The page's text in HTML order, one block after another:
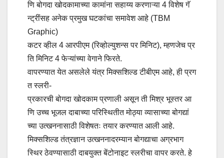
णि बोगदा खोदकामाच्या कामांना सहाय्य करणाऱ्या 4 विशेष गॅ
न्ट्रींसह अनेक प्रमुख घटकांचा समावेश आहे (TBM
Graphic)
कटर व्हील 4 आरपीएम (रिव्होल्युशन्स पर मिनिट), म्हणजेच प्र
ति मिनिट 4 फेऱ्यांच्या वेगाने फिरते.
वापरण्यात येत असलेले यंत्र मिक्सशिल्ड टीबीएम आहे, ही प्रग
त स्लरी-
प्रकारची बोगदा खोदकाम प्रणाली असून ती मिश्र भूस्तर आ
णि उच्च भूजल दाबाच्या परिस्थितीत मोठ्या व्यासाच्या बोगद्यां
च्या उत्खननासाठी विशेषतः तयार करण्यात आली आहे.
मिक्सशिल्ड तंत्रज्ञान उत्खननादरम्यान बोगद्याचा अग्रभाग
स्थिर ठेवण्यासाठी दाबयुक्त बेंटोनाइट स्लरीचा वापर करते. हे